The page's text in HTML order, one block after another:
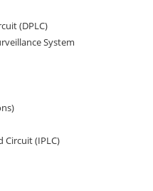
(DPLC)
System
Circuit (IPLC)